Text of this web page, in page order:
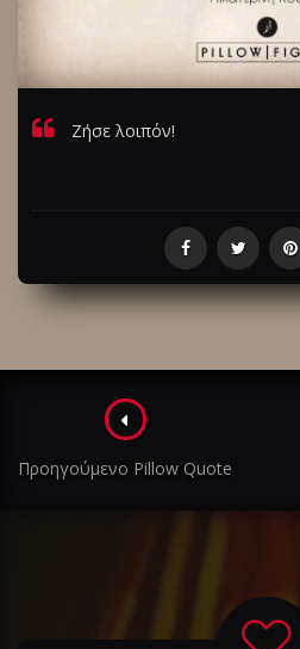
Ζήσε λοιπόν!
Πλοήγηση
στα
άρθρα
Προηγούμενο Pillow Quote